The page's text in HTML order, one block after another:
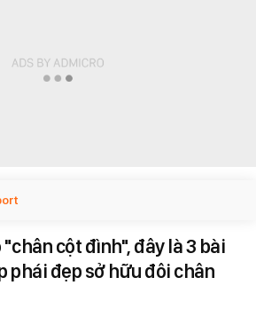
cột đình", đây là 3 bài
phái đẹp sở hữu đôi chân